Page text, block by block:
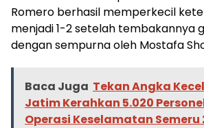
Romero berhasil memperkecil
menjadi 1-2 setelah tembakannya
dengan sempurna oleh Mostafa
Baca Juga Tekan Angka
Jatim Kerahkan 5.020
Operasi Keselamatan Semeru